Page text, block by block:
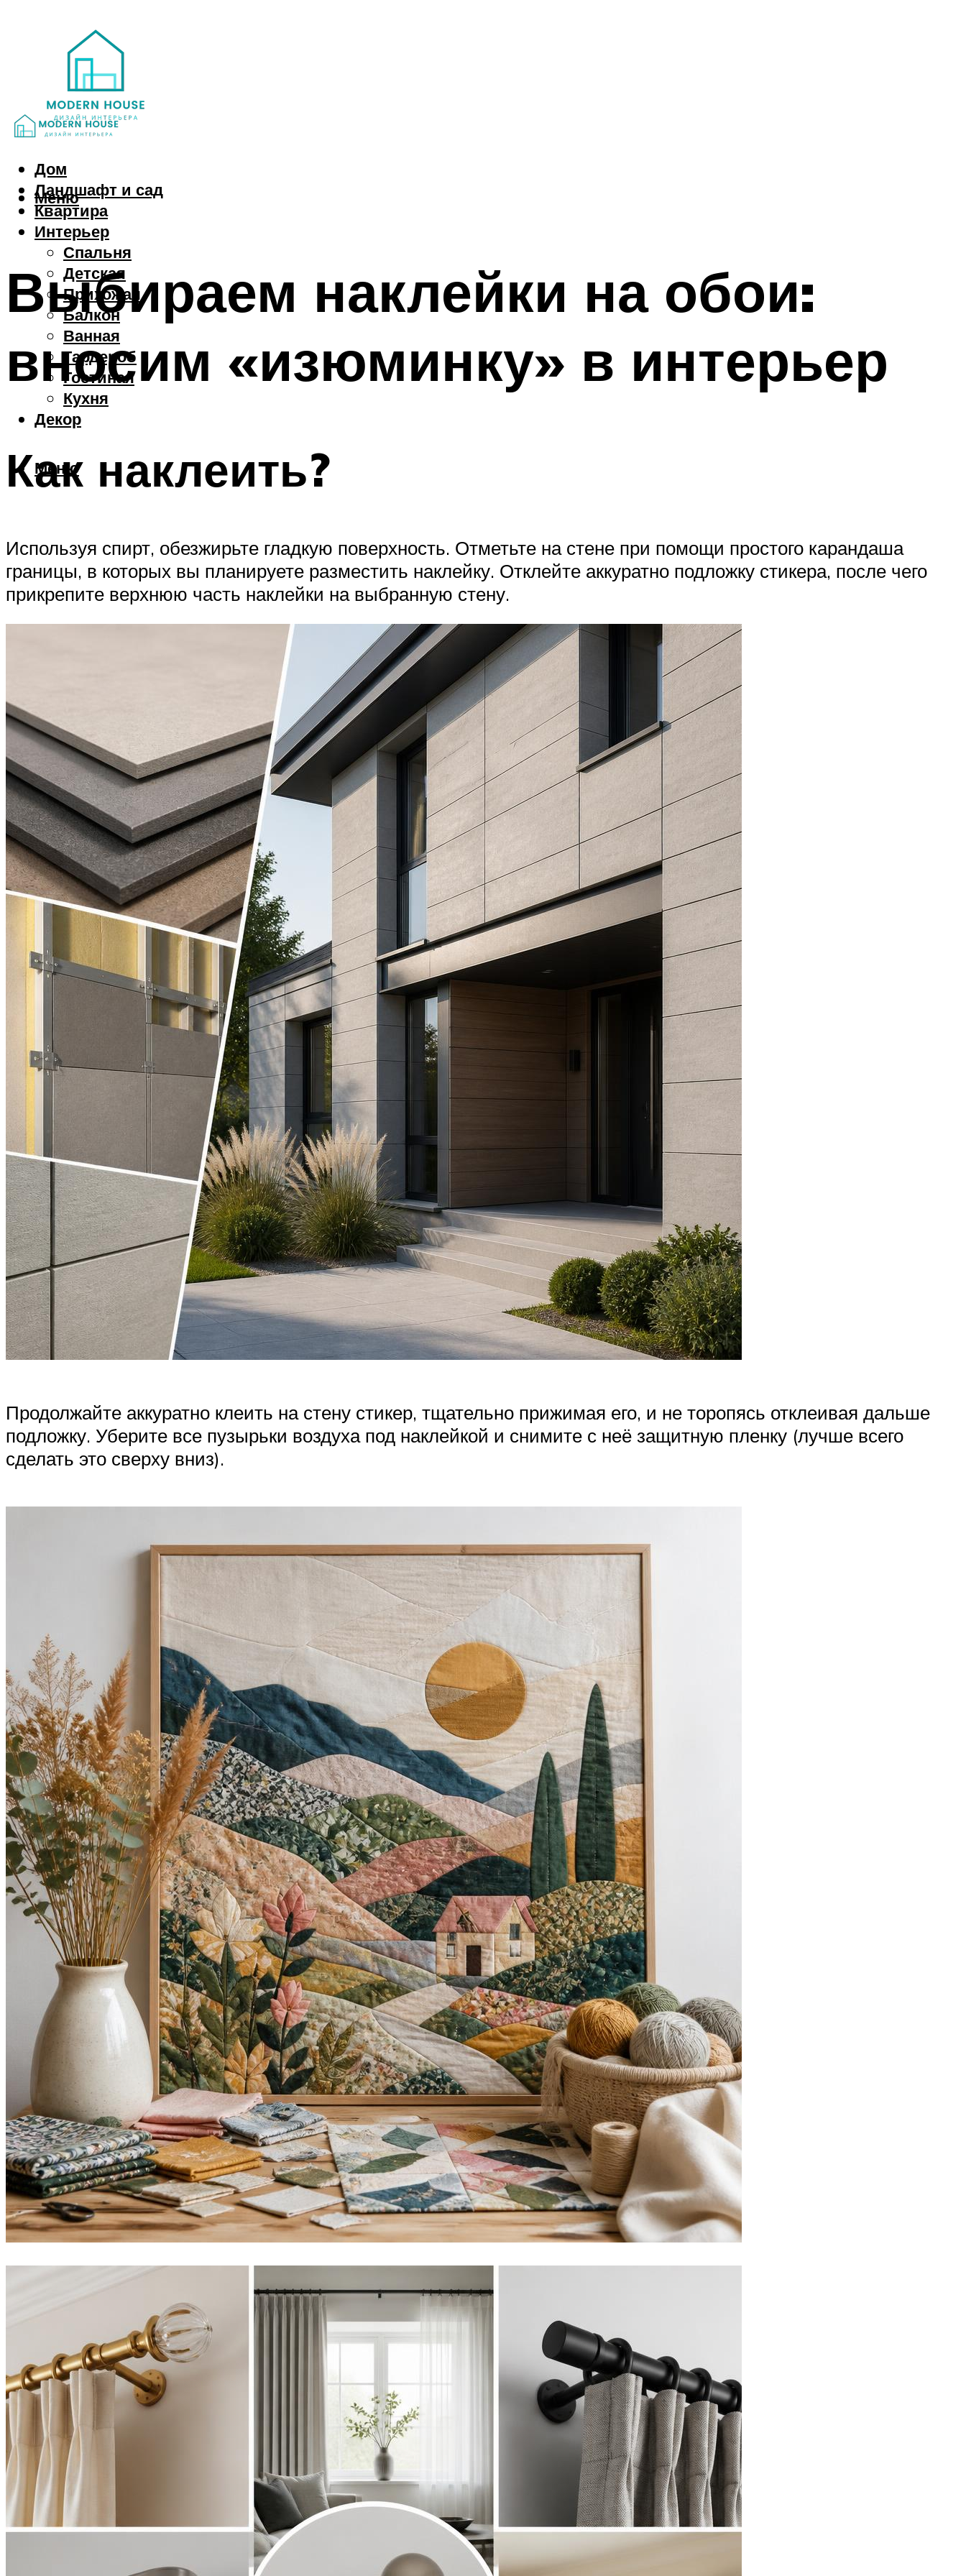
Дом
Ландшафт и сад
Квартира
Интерьер
Спальня
Детская
Прихожая
Балкон
Ванная
Гардероб
Гостиная
Кухня
Декор
Меню
Меню
Выбираем наклейки на обои:
вносим «изюминку» в интерьер
Как наклеить?
Используя спирт, обезжирьте гладкую поверхность. Отметьте на стене при помощи простого карандаша
границы, в которых вы планируете разместить наклейку. Отклейте аккуратно подложку стикера, после чего
прикрепите верхнюю часть наклейки на выбранную стену.
Продолжайте аккуратно клеить на стену стикер, тщательно прижимая его, и не торопясь отклеивая дальше
подложку. Уберите все пузырьки воздуха под наклейкой и снимите с неё защитную пленку (лучше всего
сделать это сверху вниз).